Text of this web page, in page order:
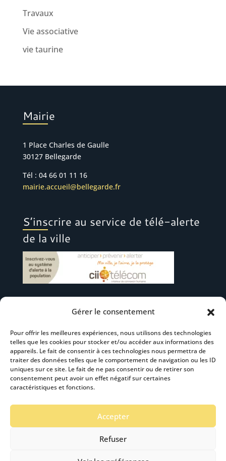
Gérer le consentement
Pour offrir les meilleures expériences, nous utilisons des technologies
telles que les cookies pour stocker et/ou accéder aux informations des
appareils. Le fait de consentir à ces technologies nous permettra de
traiter des données telles que le comportement de navigation ou les ID
uniques sur ce site. Le fait de ne pas consentir ou de retirer son
consentement peut avoir un effet négatif sur certaines
caractéristiques et fonctions.
Accepter
Refuser
Travaux
Vie associative
vie taurine
Mairie
1 Place Charles de Gaulle
30127 Bellegarde
Tél : 04 66 01 11 16
mairie.accueil@bellegarde.fr
S’inscrire au service de télé-alerte
de la ville
Suivez-nous
S’abonner à la newsletter